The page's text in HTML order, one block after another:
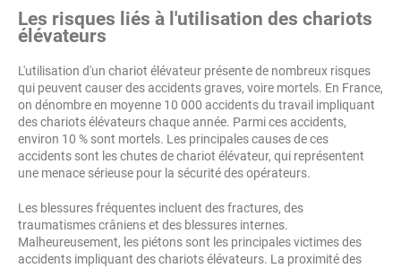
Les risques liés à l'utilisation des chariots
élévateurs
L'utilisation d'un chariot élévateur présente de nombreux risques
qui peuvent causer des accidents graves, voire mortels. En France,
on dénombre en moyenne 10 000 accidents du travail impliquant
des chariots élévateurs chaque année. Parmi ces accidents,
environ 10 % sont mortels. Les principales causes de ces
accidents sont les chutes de chariot élévateur, qui représentent
une menace sérieuse pour la sécurité des opérateurs.
Les blessures fréquentes incluent des fractures, des
traumatismes crâniens et des blessures internes.
Malheureusement, les piétons sont les principales victimes des
accidents impliquant des chariots élévateurs. La proximité des